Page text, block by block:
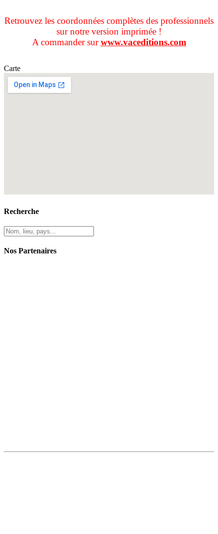
Retrouvez les coordonnées complètes des professionnels
sur notre version imprimée !
A commander surwww.vaceditions.com
Carte
Recherche
Nos Partenaires